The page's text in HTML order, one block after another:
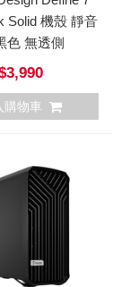
Solid 機殼 靜音
色 無透側
購物車